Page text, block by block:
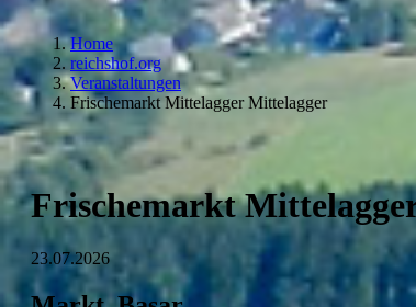
Home
reichshof.org
Veranstaltungen
Frischemarkt Mittelagger Mittelagger
Frischemarkt
23.07.2026